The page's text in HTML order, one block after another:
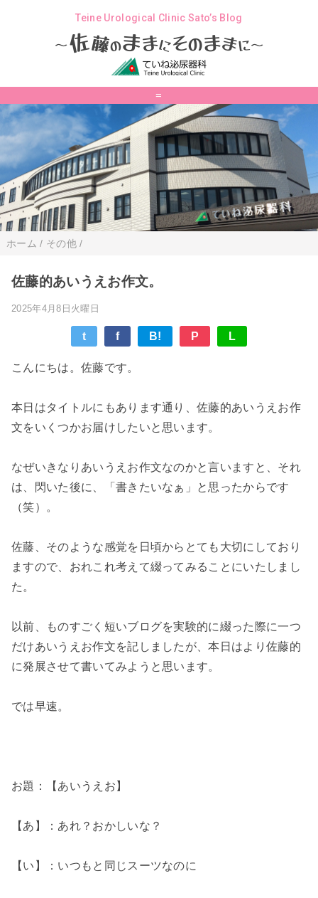
Teine Urological Clinic Sato’s Blog
～佐藤のままにそのままに～
=
ホーム / その他/
佐藤的あいうえお作文。
2025年4月8日火曜日
t f B! P L
こんにちは。佐藤です。
本日はタイトルにもあります通り、佐藤的あいうえお作
文をいくつかお届けしたいと思います。
なぜいきなりあいうえお作文なのかと言いますと、それ
は、閃いた後に、「書きたいなぁ」と思ったからです
（笑）。
佐藤、そのような感覚を日頃からとても大切にしており
ますので、おれこれ考えて綴ってみることにいたしまし
た。
以前、ものすごく短いブログを実験的に綴った際に一つ
だけあいうえお作文を記しましたが、本日はより佐藤的
に発展させて書いてみようと思います。
では早速。
お題：【あいうえお】
【あ】：あれ？おかしいな？
【い】：いつもと同じスーツなのに